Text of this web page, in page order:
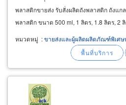
พลาสติกขายส่ง รับสั่งผลิตถังพลาสติก ถังแก
พลาสติก ขนาด 500 ml, 1 ลิตร, 1.8 ลิตร, 2
3ลิตรแบน, 3.5ลิตร, 3.8 ลิตรกลม, ขนาด4 ลิต
4.5 ลิตร และขนาด 5 ลิตร รับสั่งผลิตแกลลอน
เหลี่ยม ฝาล็อค ขนาดบรรจุ
หมวดหมู่ :ขายส่งและผู้ผลิตผลิตภัณฑ์พิเศษ